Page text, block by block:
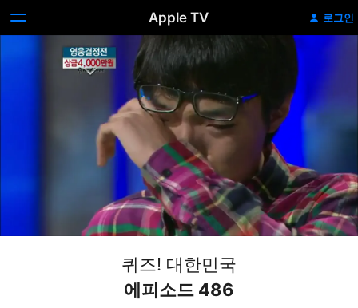
Apple TV 로그인
퀴즈! 대한민국
에피소드 486